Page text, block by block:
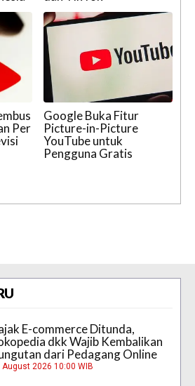
Per
Google Buka Fitur
Picture-in-Picture
YouTube untuk
Pengguna Gratis
E-commerce Ditunda,
dkk Wajib Kembalikan
dari Pedagang Online
August 2026 10:00 WIB